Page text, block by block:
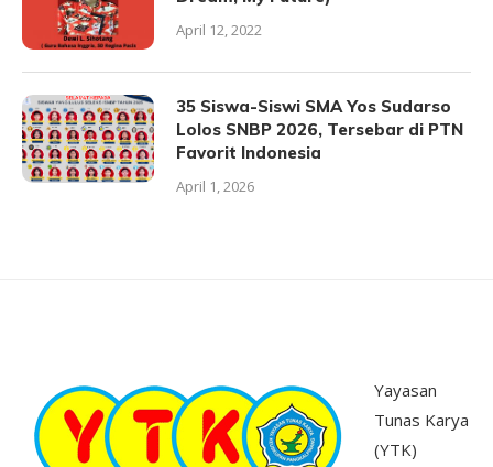
April 12, 2022
35 Siswa-Siswi SMA Yos Sudarso
Lolos SNBP 2026, Tersebar di PTN
Favorit Indonesia
April 1, 2026
Yayasan
Tunas Karya
(YTK)